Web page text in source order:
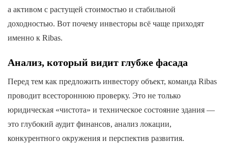
а активом с растущей стоимостью и стабильной
доходностью. Вот почему инвесторы всё чаще приходят
именно к Ribas.
Анализ, который видит глубже фасада
Перед тем как предложить инвестору объект, команда Ribas
проводит всестороннюю проверку. Это не только
юридическая «чистота» и техническое состояние здания —
это глубокий аудит финансов, анализ локации,
конкурентного окружения и перспектив развития.